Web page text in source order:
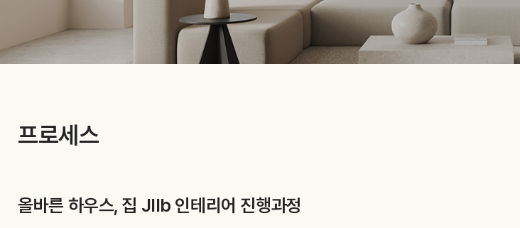
프로세스
올바른 하우스, 집 JIIb 인테리어 진행과정